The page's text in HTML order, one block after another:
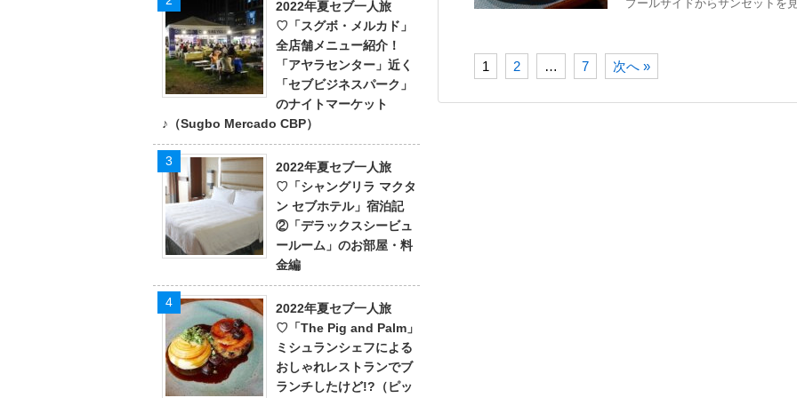
プールサイドからサンセットを
1 2 … 7 次へ »
2022年夏セブ一人旅
♡「スグボ・メルカド」
全店舗メニュー紹介！
「アヤラセンター」近く
「セブビジネスパーク」
のナイトマーケット
♪（Sugbo Mercado CBP）
2022年夏セブ一人旅
♡「シャングリラ マクタ
ン セブホテル」宿泊記
②「デラックスシービュ
ールーム」のお部屋・料
金編
2022年夏セブ一人旅
♡「The Pig and Palm」
ミシュランシェフによる
おしゃれレストランでブ
ランチしたけど!?（ピッ